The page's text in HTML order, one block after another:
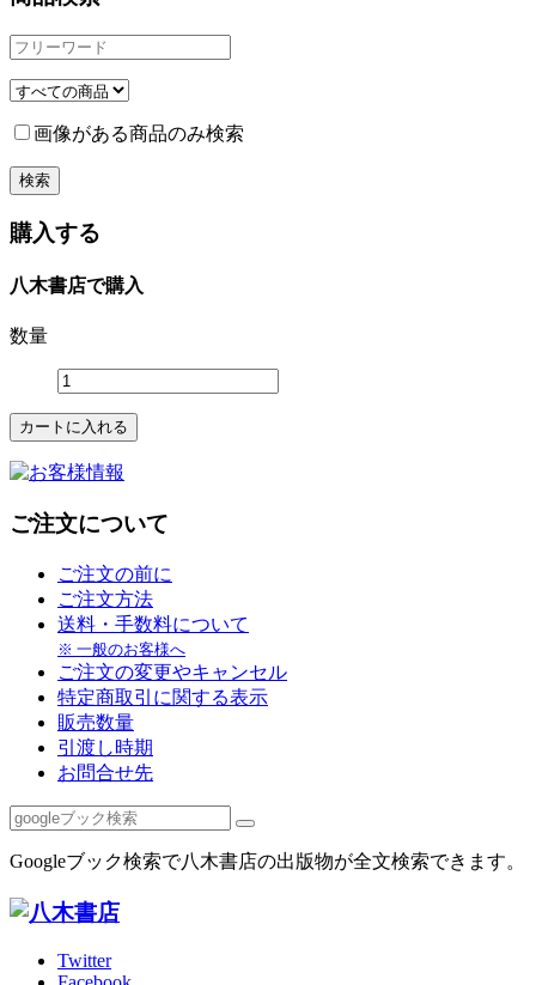
画像がある商品のみ検索
購入する
八木書店で購入
数量
ご注文について
ご注文の前に
ご注文方法
送料・手数料について
※ 一般のお客様へ
ご注文の変更やキャンセル
特定商取引に関する表示
販売数量
引渡し時期
お問合せ先
Googleブック検索で八木書店の出版物が全文検索できます。
Twitter